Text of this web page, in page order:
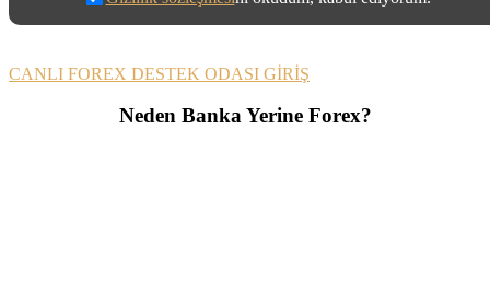
CANLI FOREX DESTEK ODASI GİRİŞ
Neden Banka Yerine Forex?